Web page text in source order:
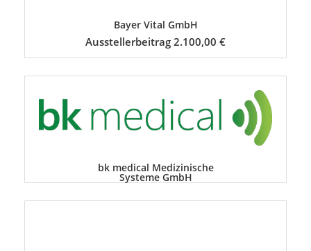
Bayer Vital GmbH
Ausstellerbeitrag 2.100,00 €
bk medical Medizinische
Systeme GmbH